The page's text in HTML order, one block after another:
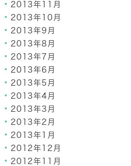
2013年11月
2013年10月
2013年9月
2013年8月
2013年7月
2013年6月
2013年5月
2013年4月
2013年3月
2013年2月
2013年1月
2012年12月
2012年11月